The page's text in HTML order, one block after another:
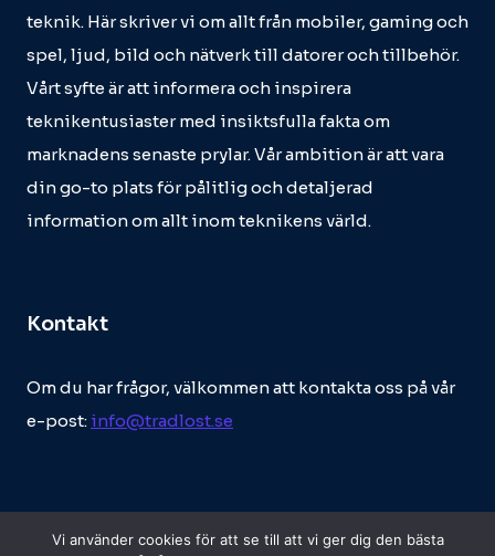
teknik. Här skriver vi om allt från mobiler, gaming och
spel, ljud, bild och nätverk till datorer och tillbehör.
Vårt syfte är att informera och inspirera
teknikentusiaster med insiktsfulla fakta om
marknadens senaste prylar. Vår ambition är att vara
din go-to plats för pålitlig och detaljerad
information om allt inom teknikens värld.
Kontakt
Om du har frågor, välkommen att kontakta oss på vår
e-post: info@tradlost.se
Vi använder cookies för att se till att vi ger dig den bästa